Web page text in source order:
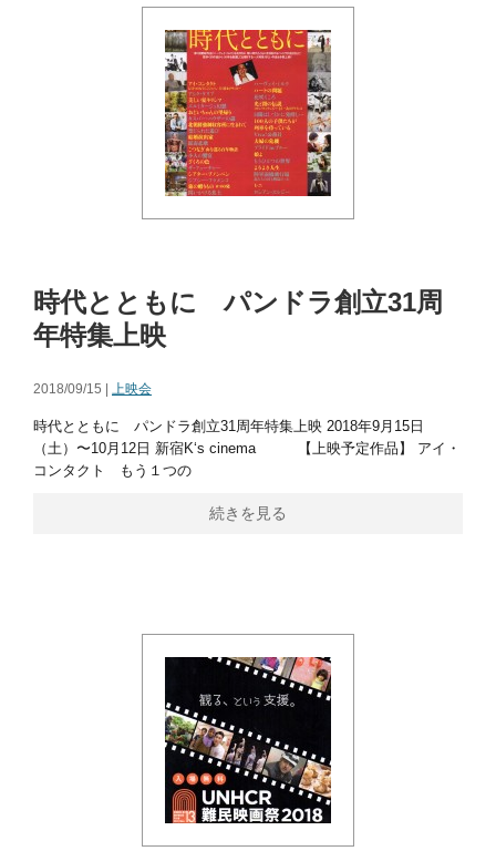
時代とともに パンドラ創立31周
年特集上映
2018/09/15 | 上映会
時代とともに パンドラ創立31周年特集上映 2018年9月15日
（土）〜10月12日 新宿K‘s cinema 【上映予定作品】 アイ・
コンタクト もう１つの
続きを見る